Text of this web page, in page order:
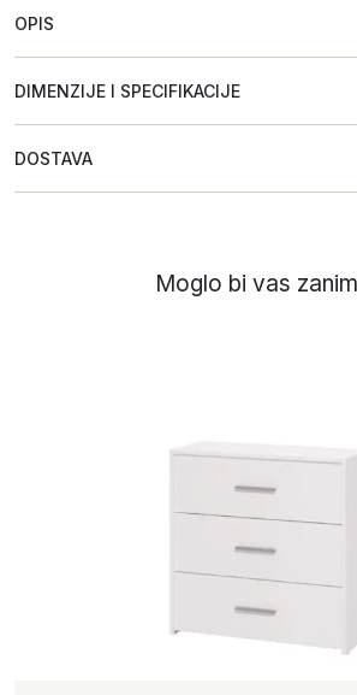
OPIS
DIMENZIJE I SPECIFIKACIJE
DOSTAVA
Moglo bi vas